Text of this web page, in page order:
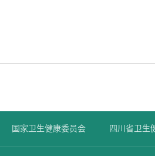
国家卫生健康委员会 四川省卫生